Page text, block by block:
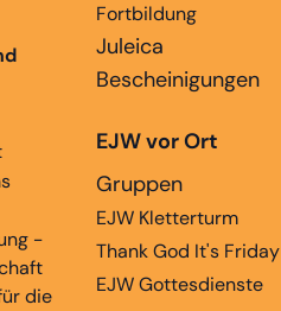
-
die
Fortbildung
Juleica
Bescheinigungen
EJW vor Ort
Gruppen
EJW Kletterturm
Thank God It's Friday
EJW Gottesdienste